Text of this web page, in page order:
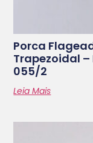
Porca
Trapezoidal
055/2
Leia Mais